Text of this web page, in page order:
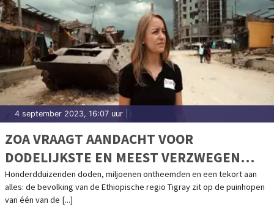
4 september 2023, 16:07 uur
ZOA VRAAGT AANDACHT VOOR
DODELIJKSTE EN MEEST VERZWEGEN
CONFLICT VAN DEZE EEUW
Honderdduizenden doden, miljoenen ontheemden en een tekort aan
alles: de bevolking van de Ethiopische regio Tigray zit op de puinhopen
van één van de [...]